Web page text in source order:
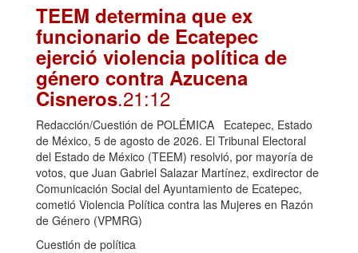
TEEM determina que ex
funcionario de Ecatepec
ejerció violencia política de
género contra Azucena
Cisneros.21:12
Redacción/Cuestión de POLÉMICA Ecatepec, Estado
de México, 5 de agosto de 2026. El Tribunal Electoral
del Estado de México (TEEM) resolvió, por mayoría de
votos, que Juan Gabriel Salazar Martínez, exdirector de
Comunicación Social del Ayuntamiento de Ecatepec,
cometió Violencia Política contra las Mujeres en Razón
de Género (VPMRG)
Cuestión de política